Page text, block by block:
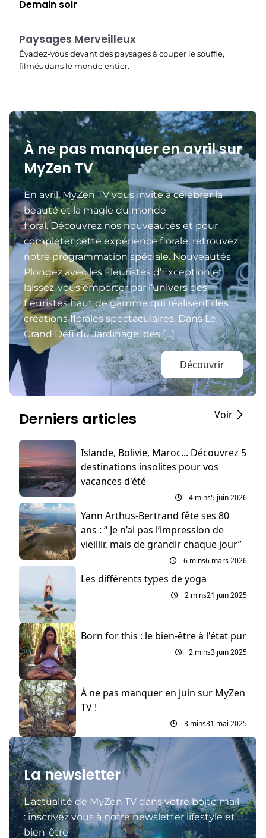
Demain soir
22:40
Paysages Merveilleux
Évadez-vous devant des paysages à couper le souffle,
filmés dans le monde entier.
À ne pas manquer en avril sur
MyZen TV
En avril, MyZen TV vous invite à célébrer la
beauté et la magie du monde
floral. Découvrez nos nouveautés et pour
compléter cette expérience florale, retrouvez
notre programmation spéciale. Nouveautés
Plongez avec les Fleuristes d’Exception et
laissez-vous emporter par l’univers des
fleuristes haut de gamme qui réalisent des
créations florales spectaculaires. Dans Le
Grand Défi du Jardinage, des […]
Découvrir
Derniers articles Voir
Islande, Bolivie, Maroc... Découvrez 5
destinations insolites pour vos
vacances d'été
4 mins5 juin 2026
Yann Arthus-Bertrand fête ses 80
ans : “ Je n’ai pas l’impression de
vieillir, mais de grandir chaque jour”
6 mins6 mars 2026
Les différents types de yoga
2 mins21 juin 2025
Born for this : le bien-être à l'état pur
2 mins3 juin 2025
À ne pas manquer en juin sur MyZen
TV !
3 mins31 mai 2025
La newsletter
L'actualité de MyZen TV dans votre boite mail
: inscrivez vous à notre newsletter lifestyle et
bien-être